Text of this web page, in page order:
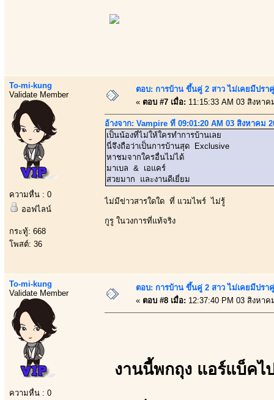
To-mi-kung
Validate Member
ความหื่น : 0
ออฟไลน์
กระทู้: 668
โพสต์: 36
ตอบ: การบ้าน ขึ้นคู่ 2 สาว ไม่เคยมีปร
« ตอบ #7 เมื่อ: 11:15:33 AM 03 สิงหาค
อ้างจาก: Vampire ที่ 09:01:20 AM 03 สิงหาคม
เป็นน้องที่ไม่ให้ใครทำการบ้านเลย
นี่จึงถือว่าเป็นการบ้านสุด Exclusive
หาชมจากใครอื่นไม่ได้
มาเบล & เอแคร์
สวยมาก และงานดีเยี่ยม
ไม่มีข่าวสารใดใด ที่ แวมไพร์ ไม่รู้
กูรู ในวงการที่แท้จริง
To-mi-kung
Validate Member
ความหื่น : 0
ตอบ: การบ้าน ขึ้นคู่ 2 สาว ไม่เคยมีปร
« ตอบ #8 เมื่อ: 12:37:40 PM 03 สิงหาค
งานนี้พกถุง แอร์แบ็คไ